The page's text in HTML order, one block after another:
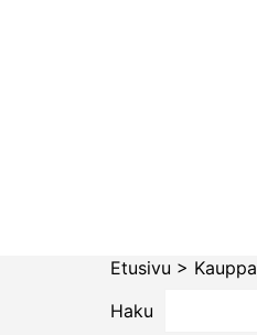
Etusivu > Kauppa
Haku